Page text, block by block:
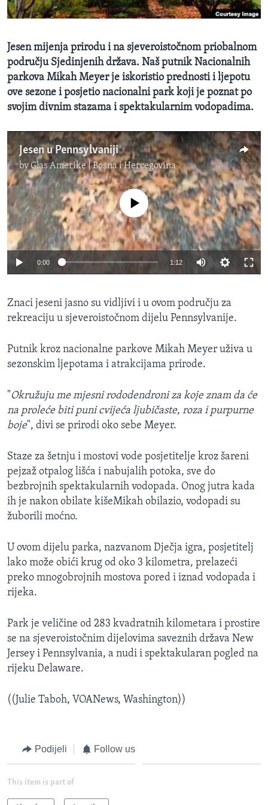
MAGAZIN
Learning English
PRATITE NAS
Jezici
Jesen mijenja prirodu i na sjeveroistočnom priobalnom
području Sjedinjenih država. Naš putnik Nacionalnih
parkova Mikah Meyer je iskoristio prednosti i ljepotu
ove sezone i posjetio nacionalni park koji je poznat po
svojim divnim stazama i spektakularnim vodopadima.
Jesen u Pennsylvaniji
byGlas Amerike | Bosna i Hercegovina
No media source currently available
0:00 1:12
Znaci jeseni jasno su vidljivi i u ovom području za
rekreaciju u sjeveroistočnom dijelu Pennsylvanije.
Putnik kroz nacionalne parkove Mikah Meyer uživa u
sezonskim ljepotama i atrakcijama prirode.
"Okružuju me mjesni rododendroni za koje znam da će
na proleće biti puni cvijeća ljubičaste, roza i purpurne
boje", divi se prirodi oko sebe Meyer.
Staze za šetnju i mostovi vode posjetitelje kroz šareni
pejzaž otpalog lišća i nabujalih potoka, sve do
bezbrojnih spektakularnih vodopada. Onog jutra kada
ih je nakon obilate kišeMikah obilazio, vodopadi su
žuborili moćno.
U ovom dijelu parka, nazvanom Dječja igra, posjetitelj
lako može obići krug od oko 3 kilometra, prelazeći
preko mnogobrojnih mostova pored i iznad vodopada i
rijeka.
Park je veličine od 283 kvadratnih kilometara i prostire
se na sjeveroistočnim dijelovima saveznih država New
Jersey i Pennsylvania, a nudi i spektakularan pogled na
rijeku Delaware.
((Julie Taboh, VOANews, Washington))
Podijeli Follow us
This item is part of